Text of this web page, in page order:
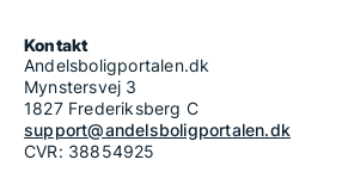
Kontakt
Andelsboligportalen.dk
Mynstersvej 3
1827 Frederiksberg C
support@andelsboligportalen.dk
CVR: 38854925